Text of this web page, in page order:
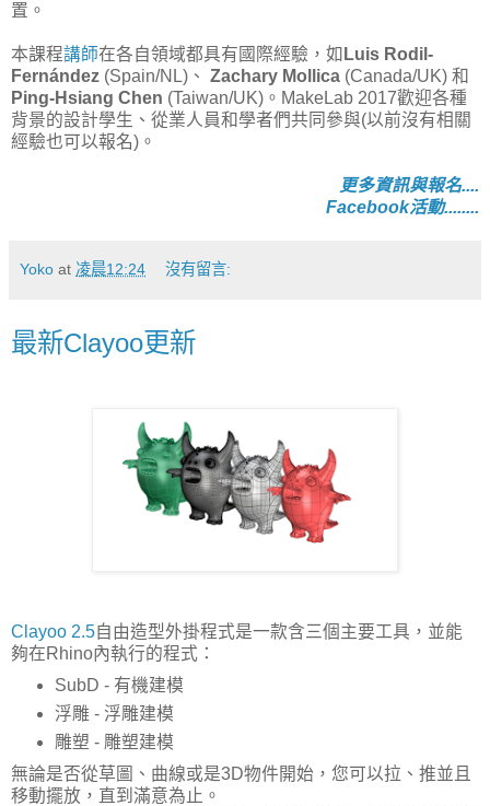
置。
本課程講師在各自領域都具有國際經驗，如 Luis Rodil-
Fernández (Spain/NL)、 Zachary Mollica (Canada/UK) 和
Ping-Hsiang Chen (Taiwan/UK)。MakeLab 2017歡迎各種
背景的設計學生、從業人員和學者們共同參與(以前沒有相關
經驗也可以報名)。
更多資訊與報名....
Facebook活動........
Yoko at 凌晨12:24 沒有留言:
最新Clayoo更新
Clayoo 2.5自由造型外掛程式是一款含三個主要工具，並能
夠在Rhino內執行的程式：
SubD - 有機建模
浮雕 - 浮雕建模
雕塑 - 雕塑建模
無論是否從草圖、曲線或是3D物件開始，您可以拉、推並且
移動擺放，直到滿意為止。